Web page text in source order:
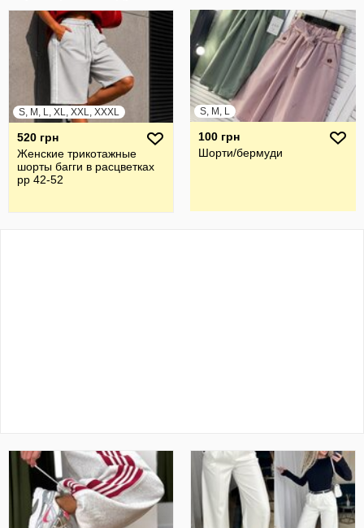
S, M, L, XL, XXL, XXXL
520 грн
Женские трикотажные
шорты багги в расцветках
рр 42-52
S, M, L
100 грн
Шорти/бермуди